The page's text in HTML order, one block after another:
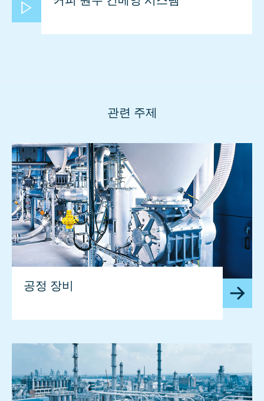
관련 주제
공정 장비